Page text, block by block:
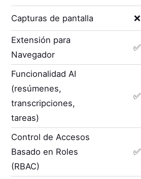
Capturas de pantalla ❌
Extensión para
Navegador
✅
Funcionalidad AI
(resúmenes,
transcripciones,
tareas)
✅
Control de Accesos
Basado en Roles
(RBAC)
✅